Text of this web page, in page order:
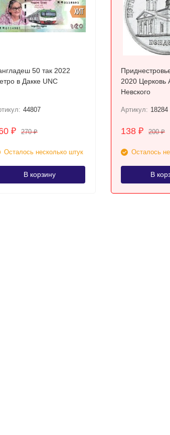
ХИТ
50 так 2022
Метро в Дакке UNC
44807
₽ 270₽
Осталось несколько штук
В корзину
2020 Церковь Александра
Невского
Артикул: 18284
138 ₽ 200₽
Осталось
В